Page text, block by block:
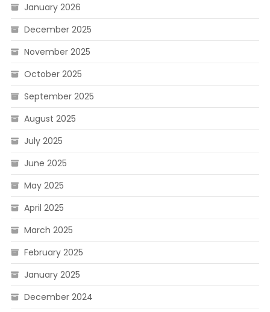
January 2026
December 2025
November 2025
October 2025
September 2025
August 2025
July 2025
June 2025
May 2025
April 2025
March 2025
February 2025
January 2025
December 2024